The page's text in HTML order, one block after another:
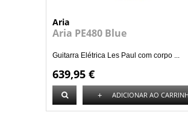
Aria
Aria PE480 Blue
Guitarra Elétrica Les Paul com corpo ...
639,95 €
+ ADICIONAR AO